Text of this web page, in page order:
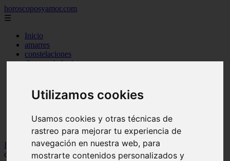
Utilizamos cookies
Usamos cookies y otras técnicas de
rastreo para mejorar tu experiencia de
navegación en nuestra web, para
mostrarte contenidos personalizados y
horoscoposyamor.com
☰
Inicio
amarres
constelaciones
dioses mitologicos
numerologia
personajes mitologicos
significado de los suenos
simbologia
Inicio
astrologia >La Luna llena azul en Sagitario llega el último
día de mayo: cómo lo vivirá cada signo